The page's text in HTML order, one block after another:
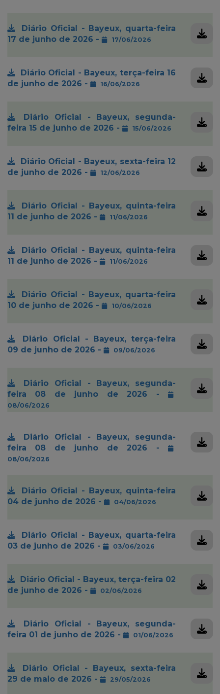
Diário Oficial - Bayeux, quarta-feira
17 de junho de 2026 -
17/06/2026
Diário Oficial - Bayeux, terça-feira 16
de junho de 2026 -
16/06/2026
Diário Oficial - Bayeux, segunda-
feira 15 de junho de 2026 -
15/06/2026
Diário Oficial - Bayeux, sexta-feira 12
de junho de 2026 -
12/06/2026
Diário Oficial - Bayeux, quinta-feira
11 de junho de 2026 -
11/06/2026
Diário Oficial - Bayeux, quinta-feira
11 de junho de 2026 -
11/06/2026
Diário Oficial - Bayeux, quarta-feira
10 de junho de 2026 -
10/06/2026
Diário Oficial - Bayeux, terça-feira
09 de junho de 2026 -
09/06/2026
Diário Oficial - Bayeux, segunda-
feira 08 de junho de 2026 -
08/06/2026
Diário Oficial - Bayeux, segunda-
feira 08 de junho de 2026 -
08/06/2026
Diário Oficial - Bayeux, quinta-feira
04 de junho de 2026 -
04/06/2026
Diário Oficial - Bayeux, quarta-feira
03 de junho de 2026 -
03/06/2026
Diário Oficial - Bayeux, terça-feira 02
de junho de 2026 -
02/06/2026
Diário Oficial - Bayeux, segunda-
feira 01 de junho de 2026 -
01/06/2026
Diário Oficial - Bayeux, sexta-feira
29 de maio de 2026 -
29/05/2026